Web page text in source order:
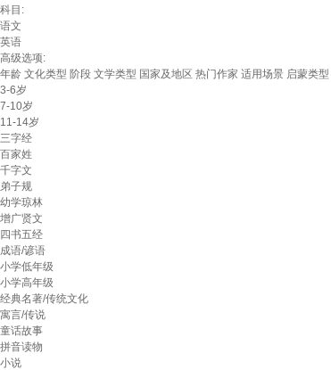
科目:
语文
英语
高级选项:
年龄 文化类型 阶段 文学类型 国家及地区 热门作家 适用场景 启蒙类型
3-6岁
7-10岁
11-14岁
三字经
百家姓
千字文
弟子规
幼学琼林
增广贤文
四书五经
成语/谚语
小学低年级
小学高年级
经典名著/传统文化
寓言/传说
童话故事
拼音读物
小说